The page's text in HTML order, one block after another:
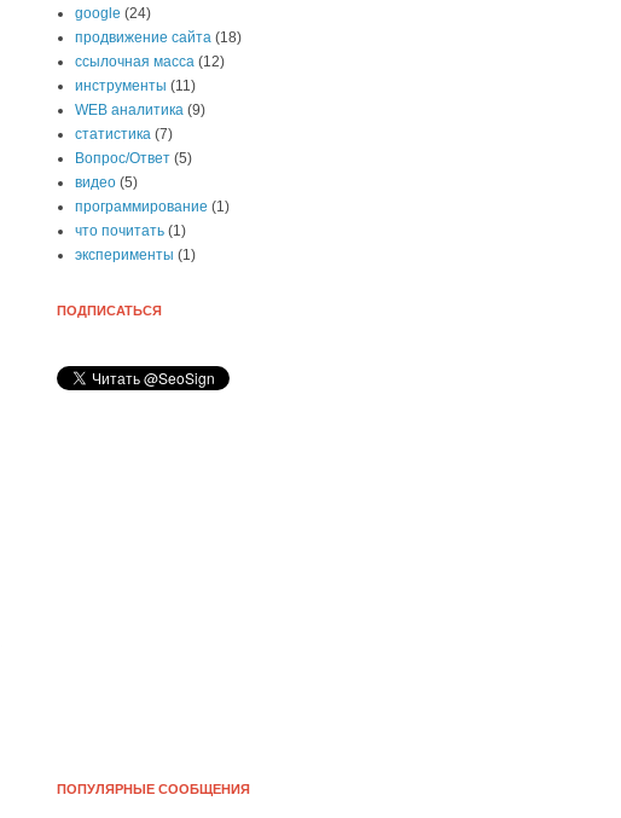
google (24)
продвижение сайта (18)
ссылочная масса (12)
инструменты (11)
WEB аналитика (9)
статистика (7)
Вопрос/Ответ (5)
видео (5)
программирование (1)
что почитать (1)
эксперименты (1)
ПОДПИСАТЬСЯ
ПОПУЛЯРНЫЕ СООБЩЕНИЯ